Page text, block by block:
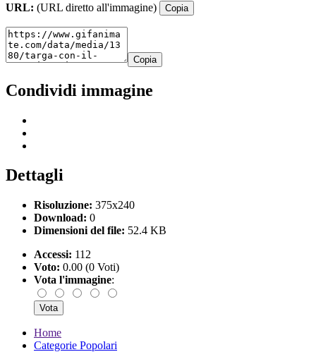
URL: (URL diretto all'immagine) Copia
Copia
Condividi immagine
Dettagli
Risoluzione: 375x240
Download: 0
Dimensioni del file: 52.4 KB
Accessi: 112
Voto: 0.00 (0 Voti)
Vota l'immagine:
Home
Categorie Popolari